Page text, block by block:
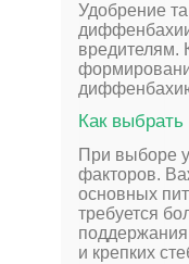
Удобрение
вредителям.
Как
При выборе
факторов.
основных
требуется
и крепких